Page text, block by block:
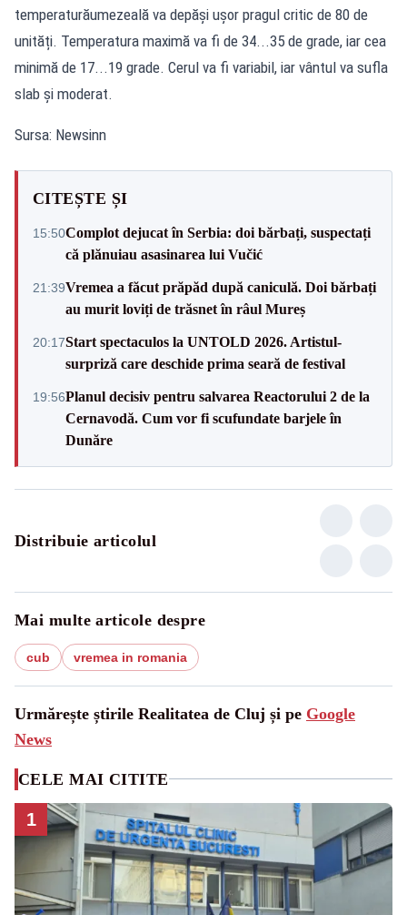
temperaturăumezeală va depăși ușor pragul critic de 80 de
unități. Temperatura maximă va fi de 34...35 de grade, iar cea
minimă de 17...19 grade. Cerul va fi variabil, iar vântul va sufla
slab și moderat.
Sursa: Newsinn
CITEȘTE ȘI
15:50Complot dejucat în Serbia: doi bărbați, suspectați
că plănuiau asasinarea lui Vučić
21:39Vremea a făcut prăpăd după caniculă. Doi bărbați
au murit loviți de trăsnet în râul Mureș
20:17Start spectaculos la UNTOLD 2026. Artistul-
surpriză care deschide prima seară de festival
19:56Planul decisiv pentru salvarea Reactorului 2 de la
Cernavodă. Cum vor fi scufundate barjele în
Dunăre
Distribuie articolul
Mai multe articole despre
cub vremea in romania
Urmărește știrile Realitatea de Cluj și pe Google
News
CELE MAI CITITE
1